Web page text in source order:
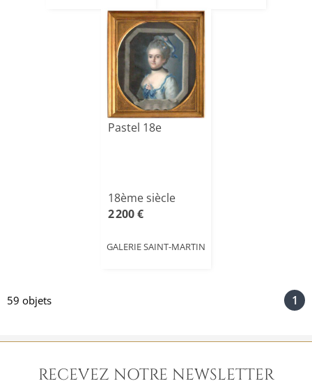
Pastel 18e
18ème siècle
2 200 €
GALERIE SAINT-MARTIN
59 objets 1
RECEVEZ NOTRE NEWSLETTER